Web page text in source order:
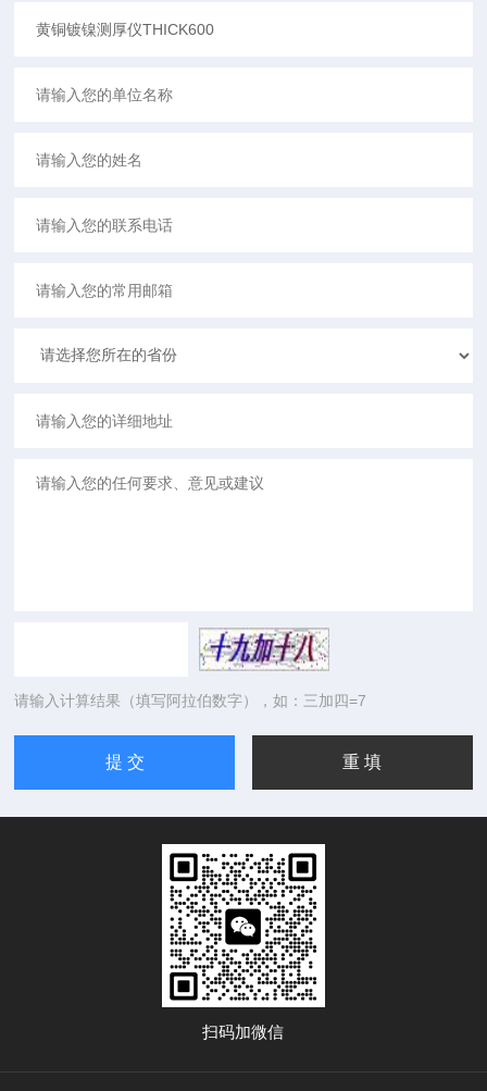
请输入计算结果（填写阿拉伯数字），如：三加四=7
扫码加微信